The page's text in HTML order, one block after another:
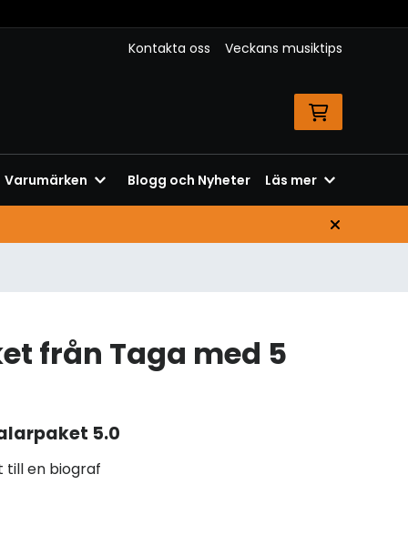
Kontakta oss Veckans musiktips
Varumärken Blogg och Nyheter Läs mer
från Taga med 5
5.0
till en biograf